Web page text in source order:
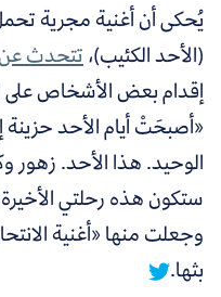
(الأحد الكئيب)،تتحدث
إقدام بعض الأشخاص على
«أصبحَتْ أيام الأحد حزينة
الوحيد. هذا الأحد. زهور
ستكون هذه رحلتي الأخيرة»
وجعلت منها «أغنية
بثها.